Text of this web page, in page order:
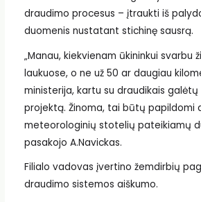
draudimo procesus – įtraukti iš
duomenis nustatant stichinę sausrą.
„Manau, kiekvienam ūkininkui svarbu
laukuose, o ne už 50 ar daugiau
ministerija, kartu su draudikais
projektą. Žinoma, tai būtų papildomi
meteorologinių stotelių pateikiamų
pasakojo A.Navickas.
Filialo vadovas įvertino žemdirbių
draudimo sistemos aiškumo.